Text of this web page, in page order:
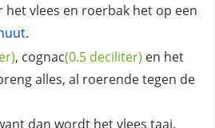
het vlees en roerbak het op een
.
, cognac(0.5 deciliter) en het
alles, al roerende tegen de
dan wordt het vlees taai.